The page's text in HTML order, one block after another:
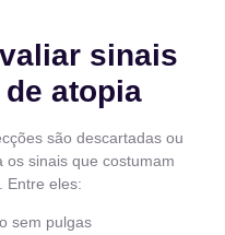
sinais
atopia
são descartadas ou
os sinais que costumam
Entre eles:
sem pulgas